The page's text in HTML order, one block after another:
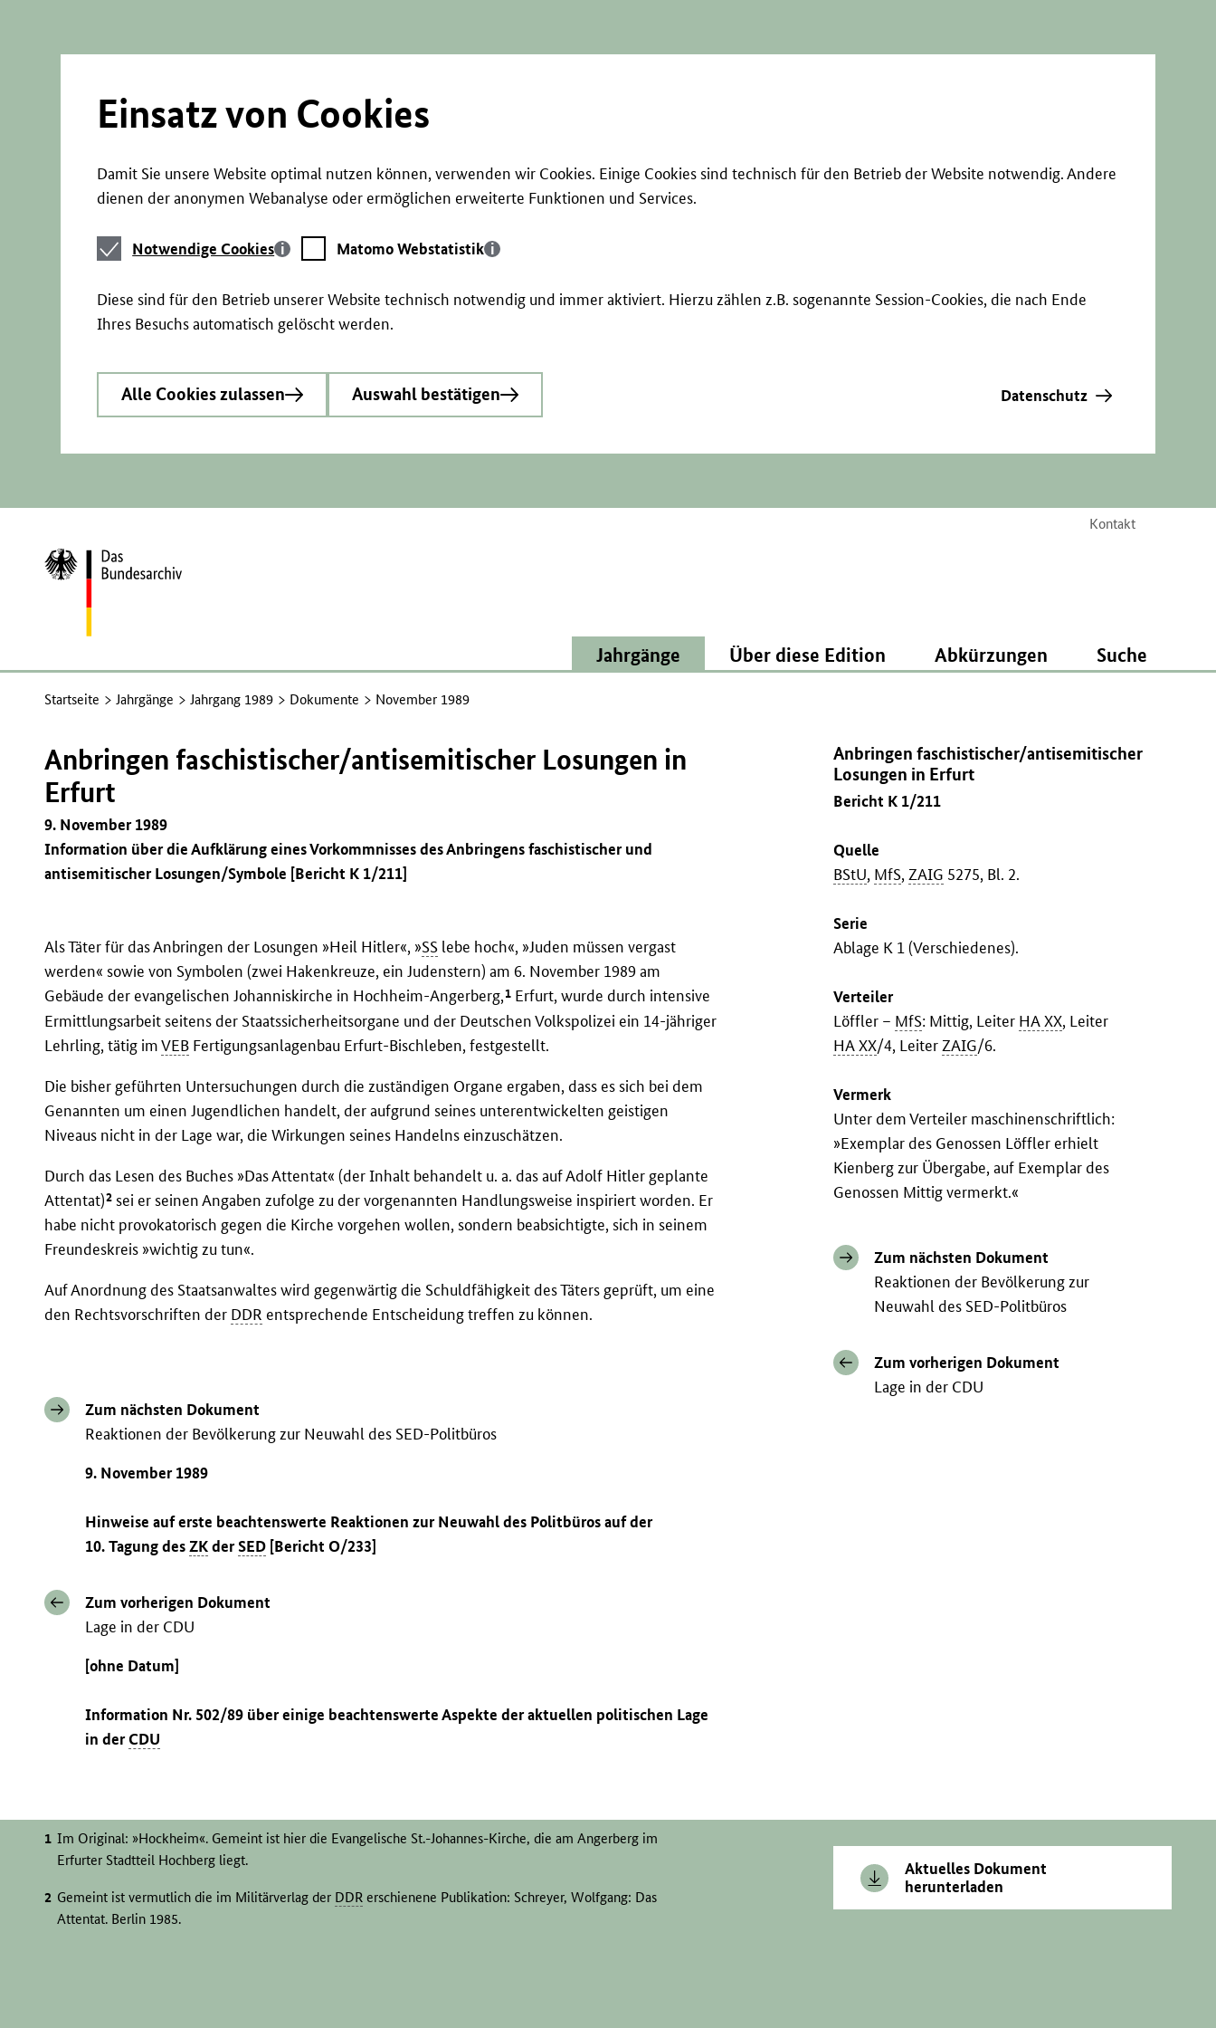
Einsatz von Cookies
Damit Sie unsere Website optimal nutzen können, verwenden wir Cookies. Einige Cookies sind technisch für den Betrieb der Website notwendig. Andere
dienen der anonymen Webanalyse oder ermöglichen erweiterte Funktionen und Services.
Notwendige
Cookies
Notwendige Cookies
Matomo
Webstatistik
Matomo Webstatistik
Diese sind für den Betrieb unserer Website technisch notwendig und immer aktiviert. Hierzu zählen z.B. sogenannte Session-Cookies, die nach Ende
Ihres Besuchs automatisch gelöscht werden.
Alle Cookies zulassen Auswahl bestätigen Datenschutz
Kontakt
Zur
Startseite
Jahrgänge Über diese Edition Abkürzungen Suche
Startseite Jahrgänge Jahrgang 1989 Dokumente November 1989
Anbringen faschistischer/antisemitischer
Losungen in Erfurt
Bericht K 1/211
Quelle
BStU, MfS,ZAIG 5275, Bl. 2.
Serie
Ablage K 1 (Verschiedenes).
Verteiler
Löffler – MfS: Mittig, Leiter HA XX, Leiter
HA XX/4, LeiterZAIG/6.
Vermerk
Unter dem Verteiler maschinenschriftlich:
»Exemplar des Genossen Löffler erhielt
Kienberg zur Übergabe, auf Exemplar des
Genossen Mittig vermerkt.«
Zum nächsten Dokument
Reaktionen der Bevölkerung zur
Neuwahl des SED-Politbüros
Zum vorherigen Dokument
Lage in der CDU
Anbringen faschistischer/antisemitischer Losungen in
Erfurt
9. November 1989
Information über die Aufklärung eines Vorkommnisses des Anbringens faschistischer und
antisemitischer Losungen/Symbole [Bericht K 1/211]
Als Täter für das Anbringen der Losungen »Heil Hitler«, »SS lebe hoch«, »Juden müssen vergast
werden« sowie von Symbolen (zwei Hakenkreuze, ein Judenstern) am 6. November 1989 am
Gebäude der evangelischen Johanniskirche in Hochheim-Angerberg,1 Erfurt, wurde durch intensive
Ermittlungsarbeit seitens der Staatssicherheitsorgane und der Deutschen Volkspolizei ein 14-jähriger
Lehrling, tätig imVEB Fertigungsanlagenbau Erfurt-Bischleben, festgestellt.
Die bisher geführten Untersuchungen durch die zuständigen Organe ergaben, dass es sich bei dem
Genannten um einen Jugendlichen handelt, der aufgrund seines unterentwickelten geistigen
Niveaus nicht in der Lage war, die Wirkungen seines Handelns einzuschätzen.
Durch das Lesen des Buches »Das Attentat« (der Inhalt behandelt u. a. das auf Adolf Hitler geplante
Attentat)2 sei er seinen Angaben zufolge zu der vorgenannten Handlungsweise inspiriert worden. Er
habe nicht provokatorisch gegen die Kirche vorgehen wollen, sondern beabsichtigte, sich in seinem
Freundeskreis »wichtig zu tun«.
Auf Anordnung des Staatsanwaltes wird gegenwärtig die Schuldfähigkeit des Täters geprüft, um eine
den Rechtsvorschriften der DDR entsprechende Entscheidung treffen zu können.
Zum nächsten Dokument
Reaktionen der Bevölkerung zur Neuwahl des SED-Politbüros
9. November 1989
Hinweise auf erste beachtenswerte Reaktionen zur Neuwahl des Politbüros auf der
10. Tagung desZKderSED [Bericht O/233]
Zum vorherigen Dokument
Lage in der CDU
[ohne Datum]
Information Nr. 502/89 über einige beachtenswerte Aspekte der aktuellen politischen Lage
in derCDU
Im Original: »Hockheim«. Gemeint ist hier die Evangelische St.-Johannes-Kirche, die am Angerberg im
Erfurter Stadtteil Hochberg liegt.
Gemeint ist vermutlich die im Militärverlag der DDR erschienene Publikation: Schreyer, Wolfgang: Das
Attentat. Berlin 1985.
Aktuelles Dokument
herunterladen